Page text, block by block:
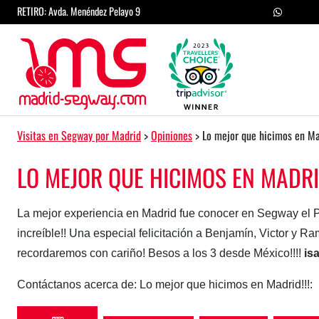
Saltar al contenido
RETIRO: Avda. Menéndez Pelayo 9
Navegación principal
Visitas en Segway por Madrid >Opiniones > Lo mejor que hicimos en
LO MEJOR QUE HICIMOS EN
La mejor experiencia en Madrid fue conocer en Segway
increíble!! Una especial felicitación a Benjamín, Victor y
recordaremos con cariño! Besos a los 3 desde México!!!!
Contáctanos acerca de: Lo mejor que hicimos en Madrid!!!: